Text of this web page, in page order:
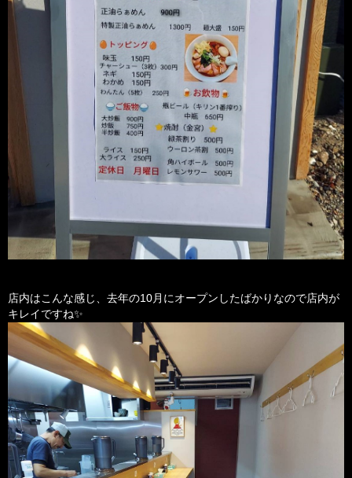
店内はこんな感じ、去年の10月にオープンしたばかりなので店内が
キレイですね✨